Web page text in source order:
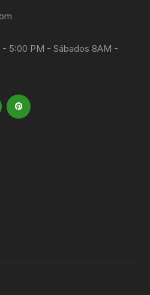
5:00 PM - Sábados 8AM -